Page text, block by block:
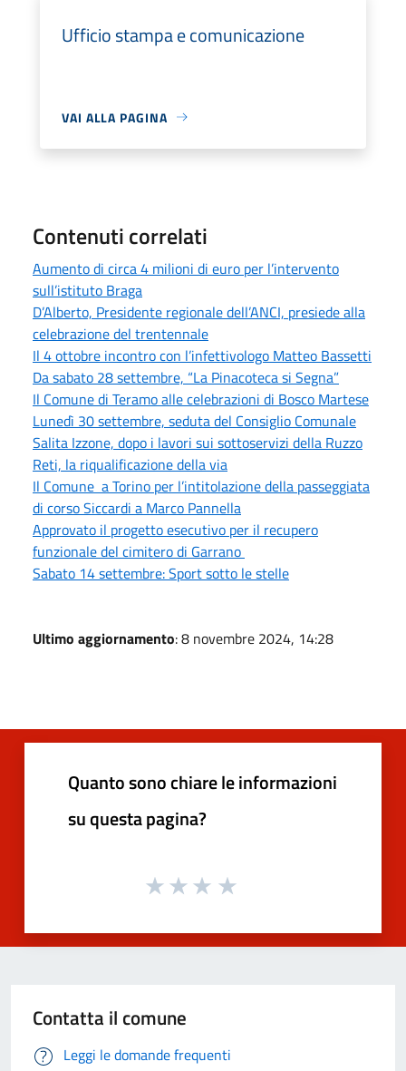
Ufficio stampa e comunicazione
VAI ALLA PAGINA
Contenuti correlati
Aumento di circa 4 milioni di euro per l’intervento
sull’istituto Braga
D’Alberto, Presidente regionale dell’ANCI, presiede alla
celebrazione del trentennale
Il 4 ottobre incontro con l’infettivologo Matteo Bassetti
Da sabato 28 settembre, “La Pinacoteca si Segna”
Il Comune di Teramo alle celebrazioni di Bosco Martese
Lunedì 30 settembre, seduta del Consiglio Comunale
Salita Izzone, dopo i lavori sui sottoservizi della Ruzzo
Reti, la riqualificazione della via
Il Comune a Torino per l’intitolazione della passeggiata
di corso Siccardi a Marco Pannella
Approvato il progetto esecutivo per il recupero
funzionale del cimitero di Garrano
Sabato 14 settembre: Sport sotto le stelle
Ultimo aggiornamento: 8 novembre 2024, 14:28
Quanto sono chiare le informazioni
su questa pagina?
Contatta il comune
Leggi le domande frequenti